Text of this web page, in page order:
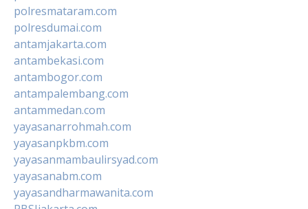
polresmataram.com
polresdumai.com
antamjakarta.com
antambekasi.com
antambogor.com
antampalembang.com
antammedan.com
yayasanarrohmah.com
yayasanpkbm.com
yayasanmambaulirsyad.com
yayasanabm.com
yayasandharmawanita.com